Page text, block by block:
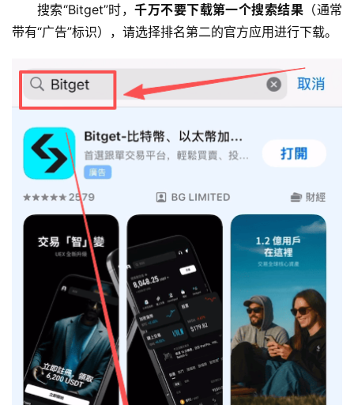
搜索“Bitget”时，千万不要下载第一个搜索结果 （通常
带有“广告”标识），请选择排名第二的官方应用进行下载。